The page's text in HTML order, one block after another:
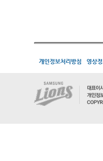
개인정보처리방침 영상